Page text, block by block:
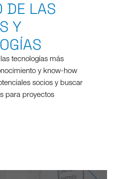
DE LAS
Y
tecnologías más
y know-how
socios y buscar
para proyectos